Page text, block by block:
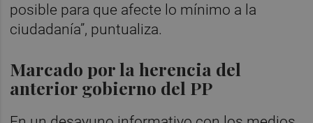
posible para que afecte lo mínimo a la
ciudadanía”, puntualiza.
Marcado por la herencia del
anterior gobierno del PP